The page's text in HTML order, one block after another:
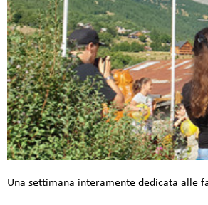
Una settimana interamente dedicata alle